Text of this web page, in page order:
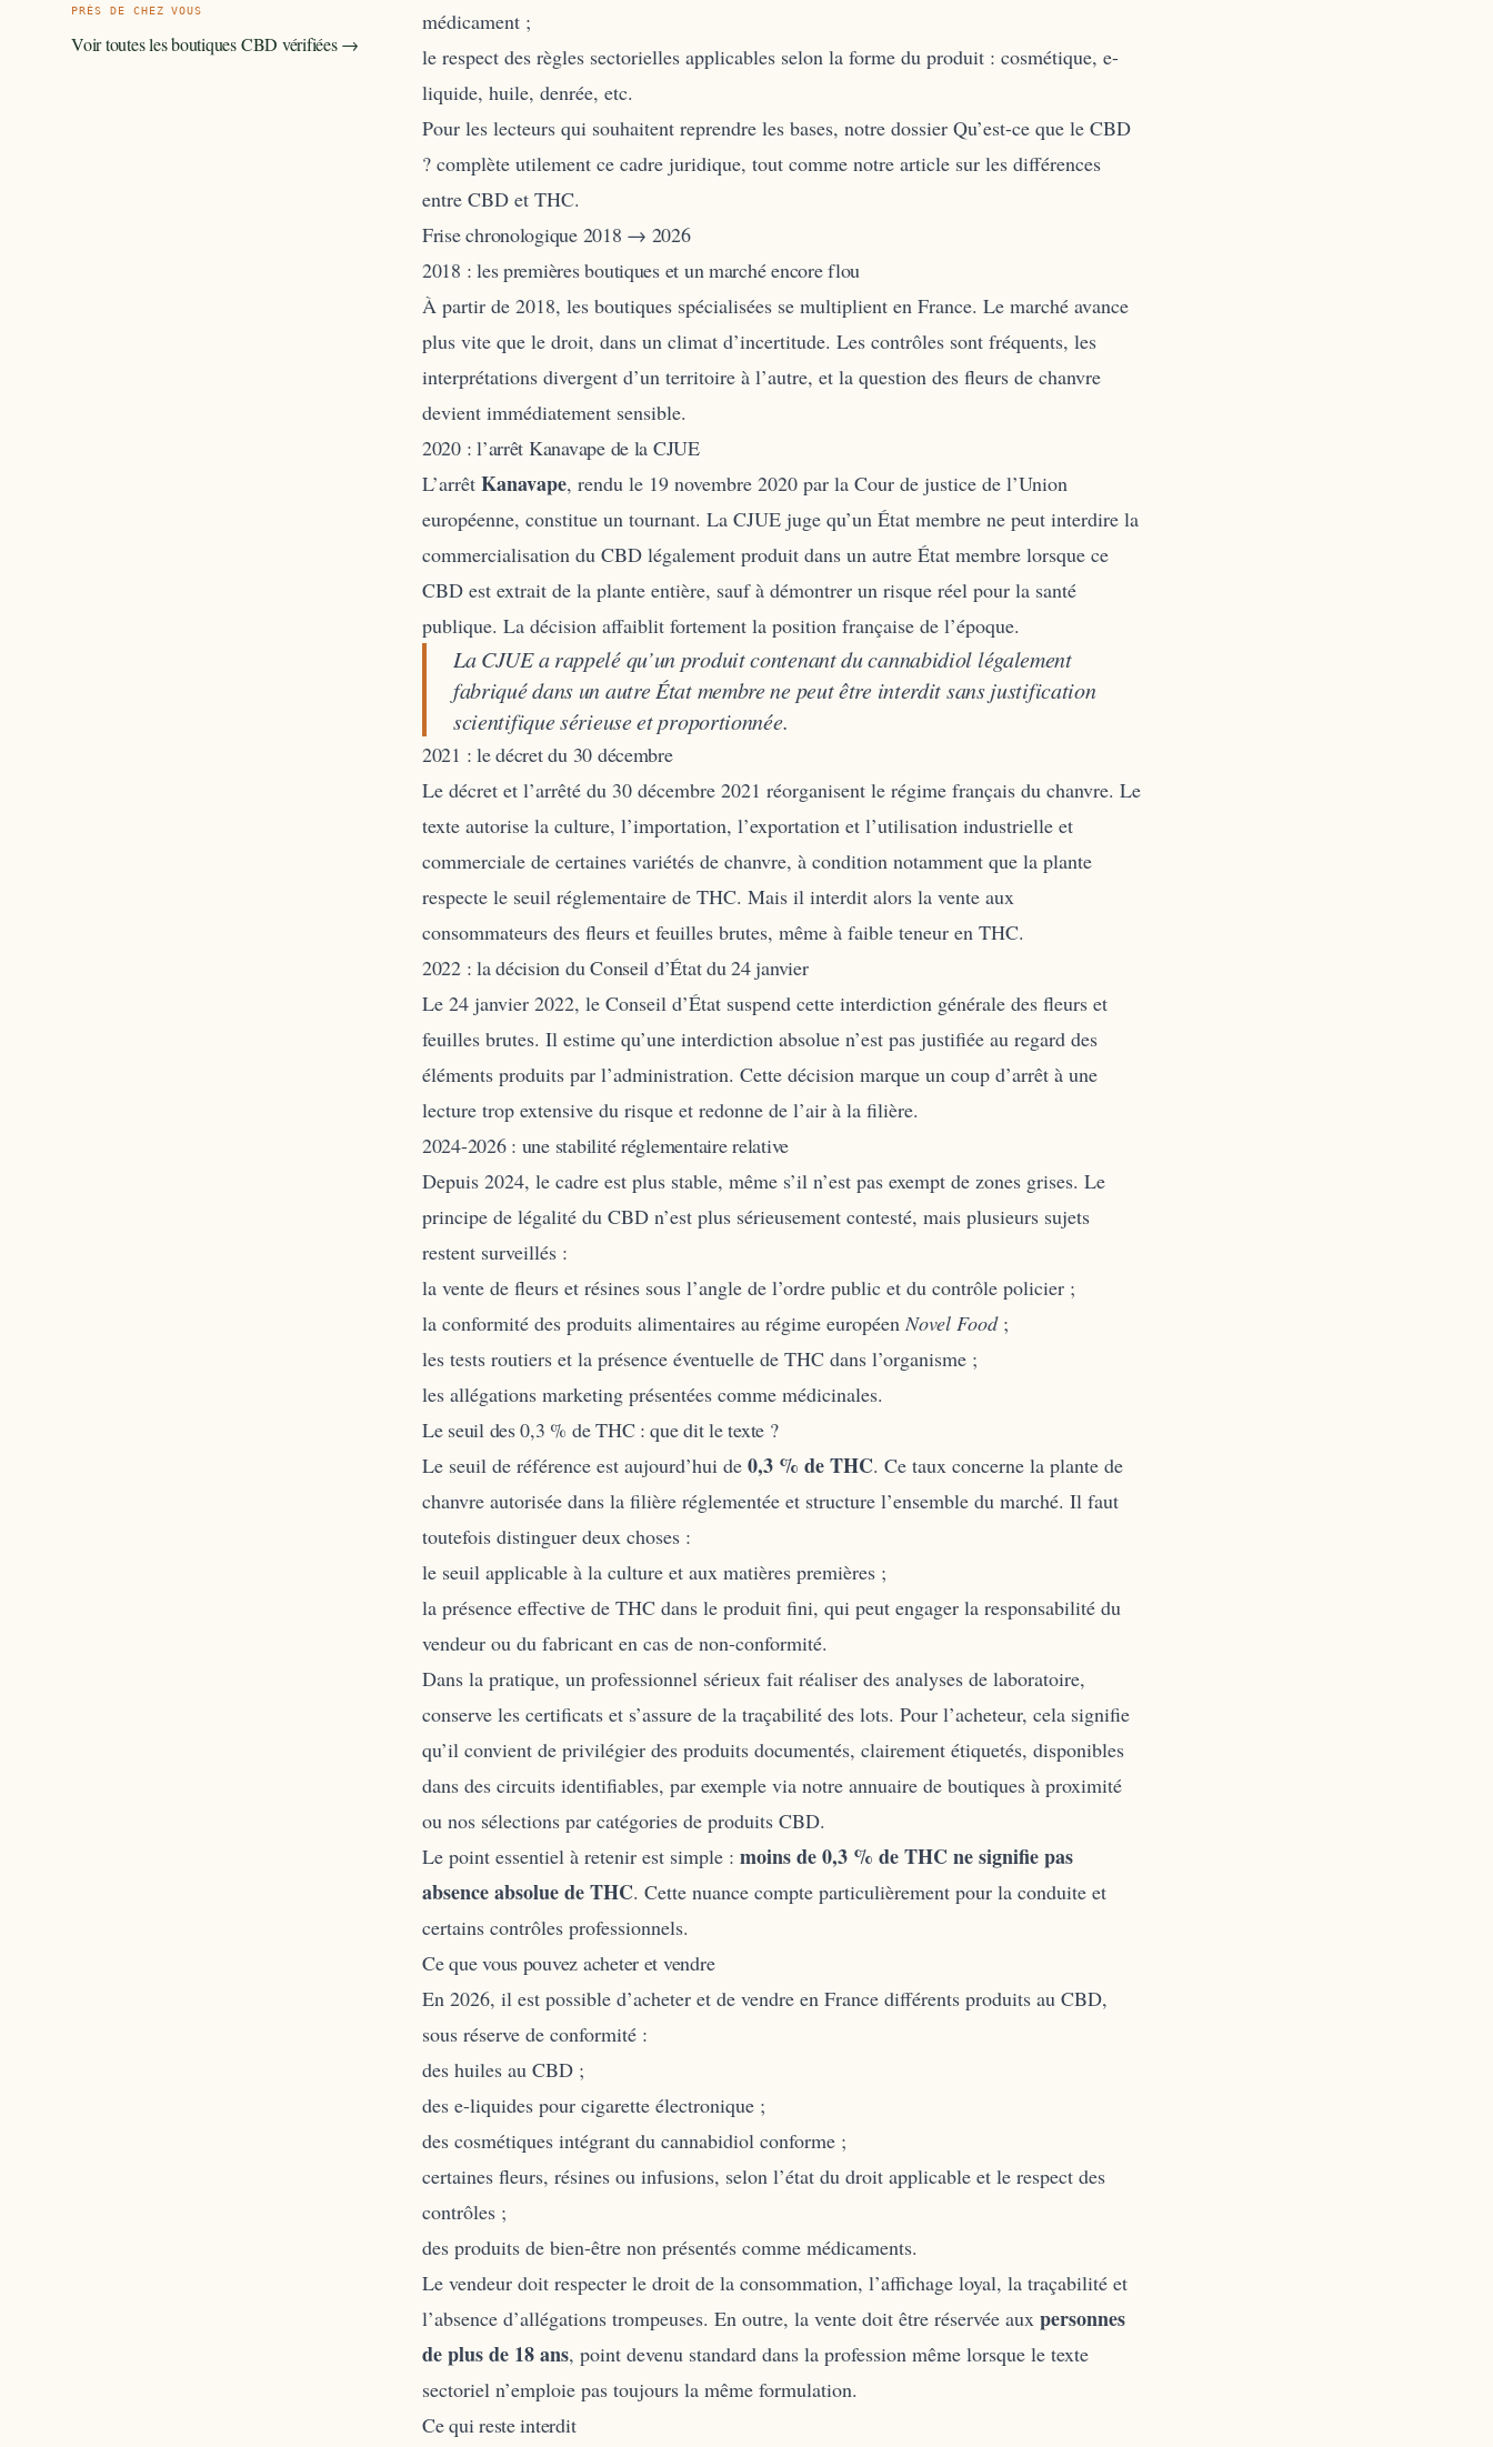
PRÈS DE CHEZ VOUS
Voir toutes les boutiques CBD vérifiées →
médicament ;
le respect des règles sectorielles applicables selon la forme du produit : cosmétique, e-
liquide, huile, denrée, etc.
Pour les lecteurs qui souhaitent reprendre les bases, notre dossier Qu’est-ce que le CBD
?complète utilement ce cadre juridique, tout comme notre article sur les différences
entre CBD et THC.
Frise chronologique 2018 → 2026
2018 : les premières boutiques et un marché encore flou
À partir de 2018, les boutiques spécialisées se multiplient en France. Le marché avance
plus vite que le droit, dans un climat d’incertitude. Les contrôles sont fréquents, les
interprétations divergent d’un territoire à l’autre, et la question des fleurs de chanvre
devient immédiatement sensible.
2020 : l’arrêt Kanavape de la CJUE
L’arrêt Kanavape, rendu le 19 novembre 2020 par la Cour de justice de l’Union
européenne, constitue un tournant. La CJUE juge qu’un État membre ne peut interdire la
commercialisation du CBD légalement produit dans un autre État membre lorsque ce
CBD est extrait de la plante entière, sauf à démontrer un risque réel pour la santé
publique. La décision affaiblit fortement la position française de l’époque.
La CJUE a rappelé qu’un produit contenant du cannabidiol légalement
fabriqué dans un autre État membre ne peut être interdit sans justification
scientifique sérieuse et proportionnée.
2021 : le décret du 30 décembre
Le décret et l’arrêté du 30 décembre 2021 réorganisent le régime français du chanvre. Le
texte autorise la culture, l’importation, l’exportation et l’utilisation industrielle et
commerciale de certaines variétés de chanvre, à condition notamment que la plante
respecte le seuil réglementaire de THC. Mais il interdit alors la vente aux
consommateurs des fleurs et feuilles brutes, même à faible teneur en THC.
2022 : la décision du Conseil d’État du 24 janvier
Le 24 janvier 2022, le Conseil d’État suspend cette interdiction générale des fleurs et
feuilles brutes. Il estime qu’une interdiction absolue n’est pas justifiée au regard des
éléments produits par l’administration. Cette décision marque un coup d’arrêt à une
lecture trop extensive du risque et redonne de l’air à la filière.
2024-2026 : une stabilité réglementaire relative
Depuis 2024, le cadre est plus stable, même s’il n’est pas exempt de zones grises. Le
principe de légalité du CBD n’est plus sérieusement contesté, mais plusieurs sujets
restent surveillés :
la vente de fleurs et résines sous l’angle de l’ordre public et du contrôle policier ;
la conformité des produits alimentaires au régime européen Novel Food;
les tests routiers et la présence éventuelle de THC dans l’organisme ;
les allégations marketing présentées comme médicinales.
Le seuil des 0,3 % de THC : que dit le texte ?
Le seuil de référence est aujourd’hui de 0,3 % de THC. Ce taux concerne la plante de
chanvre autorisée dans la filière réglementée et structure l’ensemble du marché. Il faut
toutefois distinguer deux choses :
le seuil applicable à la culture et aux matières premières ;
la présence effective de THC dans le produit fini, qui peut engager la responsabilité du
vendeur ou du fabricant en cas de non-conformité.
Dans la pratique, un professionnel sérieux fait réaliser des analyses de laboratoire,
conserve les certificats et s’assure de la traçabilité des lots. Pour l’acheteur, cela signifie
qu’il convient de privilégier des produits documentés, clairement étiquetés, disponibles
dans des circuits identifiables, par exemple via notre annuaire de boutiques à proximité
ou nos sélections par catégories de produits CBD.
Le point essentiel à retenir est simple : moins de 0,3 % de THC ne signifie pas
absence absolue de THC. Cette nuance compte particulièrement pour la conduite et
certains contrôles professionnels.
Ce que vous pouvez acheter et vendre
En 2026, il est possible d’acheter et de vendre en France différents produits au CBD,
sous réserve de conformité :
des huiles au CBD ;
des e-liquides pour cigarette électronique ;
des cosmétiques intégrant du cannabidiol conforme ;
certaines fleurs, résines ou infusions, selon l’état du droit applicable et le respect des
contrôles ;
des produits de bien-être non présentés comme médicaments.
Le vendeur doit respecter le droit de la consommation, l’affichage loyal, la traçabilité et
l’absence d’allégations trompeuses. En outre, la vente doit être réservée aux personnes
de plus de 18 ans, point devenu standard dans la profession même lorsque le texte
sectoriel n’emploie pas toujours la même formulation.
Ce qui reste interdit